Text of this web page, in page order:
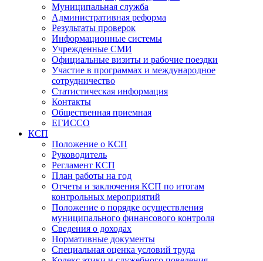
Муниципальная служба
Административная реформа
Результаты проверок
Информационные системы
Учрежденные СМИ
Официальные визиты и рабочие поездки
Участие в программах и международное
сотрудничество
Статистическая информация
Контакты
Общественная приемная
ЕГИССО
КСП
Положение о КСП
Руководитель
Регламент КСП
План работы на год
Отчеты и заключения КСП по итогам
контрольных мероприятий
Положение о порядке осуществления
муниципального финансового контроля
Сведения о доходах
Нормативные документы
Специальная оценка условий труда